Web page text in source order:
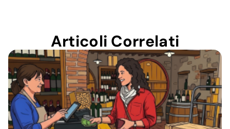
Articoli Correlati